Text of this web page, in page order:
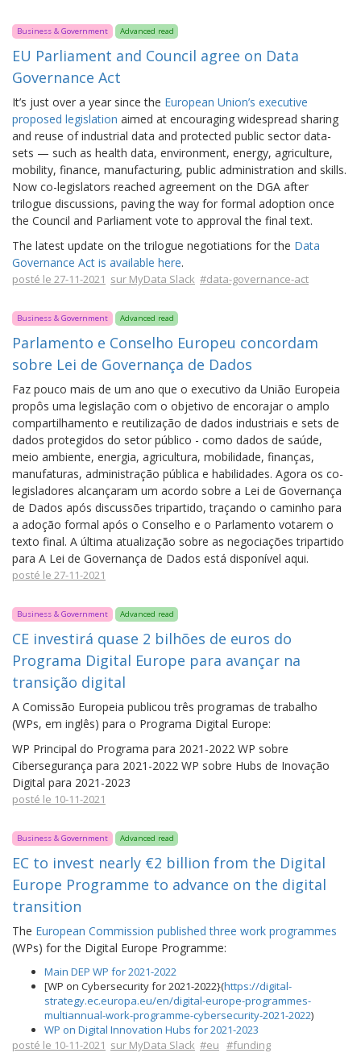
Business & Government Advanced read
EU Parliament and Council agree on Data
Governance Act
It’s just over a year since the European Union’s executive
proposed legislation aimed at encouraging widespread sharing
and reuse of industrial data and protected public sector data-
sets — such as health data, environment, energy, agriculture,
mobility, finance, manufacturing, public administration and skills.
Now co-legislators reached agreement on the DGA after
trilogue discussions, paving the way for formal adoption once
the Council and Parliament vote to approval the final text.
The latest update on the trilogue negotiations for the Data
Governance Act is available here.
posté le 27-11-2021 sur MyData Slack #data-governance-act
Business & Government Advanced read
Parlamento e Conselho Europeu concordam
sobre Lei de Governança de Dados
Faz pouco mais de um ano que o executivo da União Europeia
propôs uma legislação com o objetivo de encorajar o amplo
compartilhamento e reutilização de dados industriais e sets de
dados protegidos do setor público - como dados de saúde,
meio ambiente, energia, agricultura, mobilidade, finanças,
manufaturas, administração pública e habilidades. Agora os co-
legisladores alcançaram um acordo sobre a Lei de Governança
de Dados após discussões tripartido, traçando o caminho para
a adoção formal após o Conselho e o Parlamento votarem o
texto final. A última atualização sobre as negociações tripartido
para A Lei de Governança de Dados está disponível aqui.
posté le 27-11-2021
Business & Government Advanced read
CE investirá quase 2 bilhões de euros do
Programa Digital Europe para avançar na
transição digital
A Comissão Europeia publicou três programas de trabalho
(WPs, em inglês) para o Programa Digital Europe:
WP Principal do Programa para 2021-2022 WP sobre
Cibersegurança para 2021-2022 WP sobre Hubs de Inovação
Digital para 2021-2023
posté le 10-11-2021
Business & Government Advanced read
EC to invest nearly €2 billion from the Digital
Europe Programme to advance on the digital
transition
The European Commission published three work programmes
(WPs) for the Digital Europe Programme:
Main DEP WP for 2021-2022
[WP on Cybersecurity for 2021-2022}(https://digital-
strategy.ec.europa.eu/en/digital-europe-programmes-
multiannual-work-programme-cybersecurity-2021-2022)
WP on Digital Innovation Hubs for 2021-2023
posté le 10-11-2021 sur MyData Slack #eu #funding